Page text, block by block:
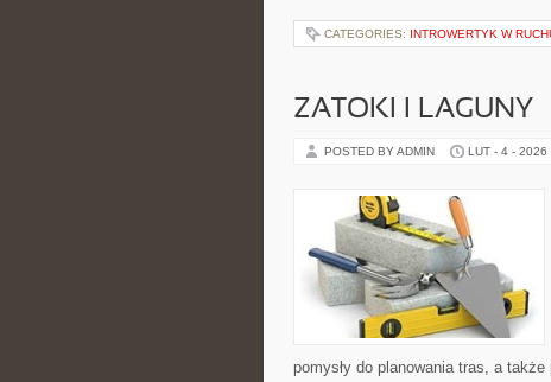
CATEGORIES: INTROWERTYK W
ZATOKI I LAGUNY
POSTED BY ADMIN LUT - 4 - 2026
pomysły do planowania tras, a